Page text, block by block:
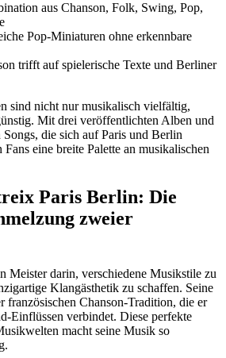
aus Chanson, Folk, Swing, Pop,
Pop-Miniaturen ohne erkennbare
trifft auf spielerische Texte und Berliner
sind nicht nur musikalisch vielfältig,
Mit drei veröffentlichten Alben und
die sich auf Paris und Berlin
Fans eine breite Palette an musikalischen
Paris Berlin: Die
zweier
Meister darin, verschiedene Musikstile zu
Klangästhetik zu schaffen. Seine
französischen Chanson-Tradition, die er
Einflüssen verbindet. Diese perfekte
macht seine Musik so